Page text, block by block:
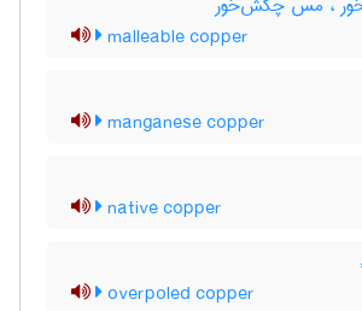
malleable copper
manganese copper
native copper
overpoled copper